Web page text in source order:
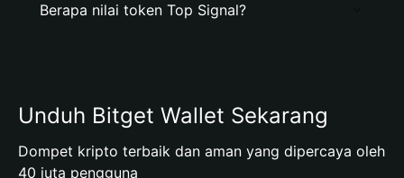
Berapa nilai token Top Signal?
Unduh Bitget Wallet Sekarang
Dompet kripto terbaik dan aman yang dipercaya oleh
40 juta pengguna